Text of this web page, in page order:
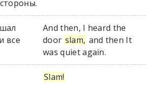
все
And then, I heard the
door slam, and then It
was quiet again.
Slam!